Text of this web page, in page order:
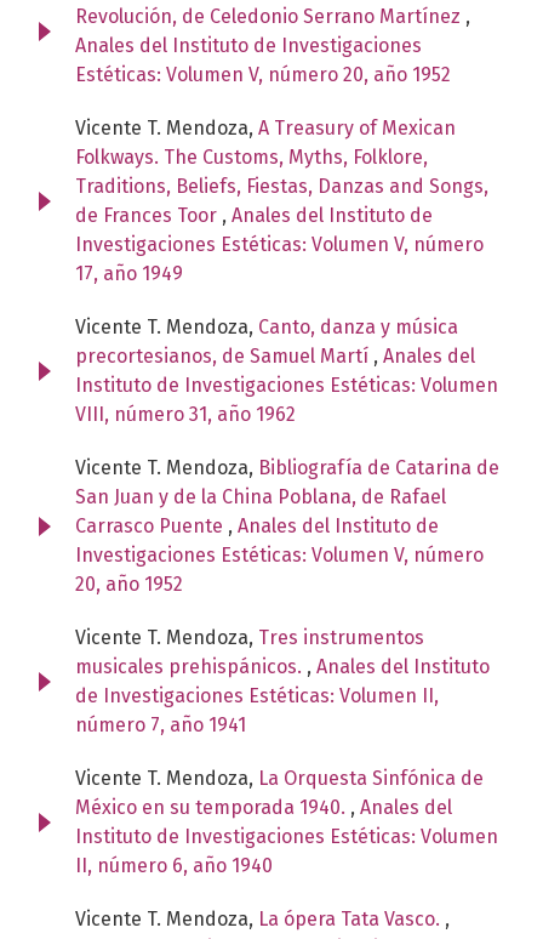
Revolución, de Celedonio Serrano Martínez ,
Anales del Instituto de Investigaciones
Estéticas: Volumen V, número 20, año 1952
Vicente T. Mendoza, A Treasury of Mexican
Folkways. The Customs, Myths, Folklore,
Traditions, Beliefs, Fiestas, Danzas and Songs,
de Frances Toor , Anales del Instituto de
Investigaciones Estéticas: Volumen V, número
17, año 1949
Vicente T. Mendoza, Canto, danza y música
precortesianos, de Samuel Martí , Anales del
Instituto de Investigaciones Estéticas: Volumen
VIII, número 31, año 1962
Vicente T. Mendoza, Bibliografía de Catarina de
San Juan y de la China Poblana, de Rafael
Carrasco Puente , Anales del Instituto de
Investigaciones Estéticas: Volumen V, número
20, año 1952
Vicente T. Mendoza, Tres instrumentos
musicales prehispánicos. , Anales del Instituto
de Investigaciones Estéticas: Volumen II,
número 7, año 1941
Vicente T. Mendoza, La Orquesta Sinfónica de
México en su temporada 1940. , Anales del
Instituto de Investigaciones Estéticas: Volumen
II, número 6, año 1940
Vicente T. Mendoza, La ópera Tata Vasco. ,